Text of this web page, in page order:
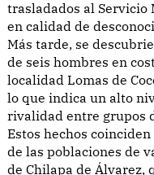
trasladados al Servicio
en calidad de
Más tarde, se
de seis hombres en
localidad Lomas de
lo que indica un alto
rivalidad entre grupos
Estos hechos
de las poblaciones de
de Chilapa de Álvarez,